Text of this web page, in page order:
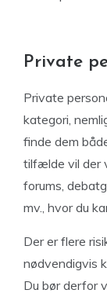
Private
Private
kategori,
finde dem
tilfælde vil der
forums,
mv., hvor du
Der er flere
nødvendigvis
Du bør derfor